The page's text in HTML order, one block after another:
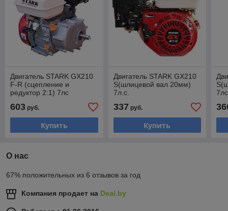
Двигатель STARK GX210
F-R (сцепление и
редуктор 2:1) 7лс
603 руб.
Купить
Двигатель STARK GX210
S(шлицевой вал 20мм)
7л.с.
337 руб.
Купить
7лс
О нас
67% положительных из 6 отзывов за год
Компания продает на Deal.by